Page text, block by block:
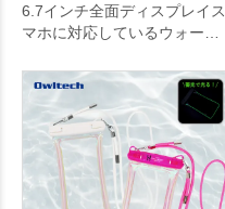
6.7インチ全面ディスプレイス
マホに対応しているウォータ